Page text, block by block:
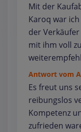
Mit der
Karoq war
der
mit ihm voll
Antwort vom
Es freut uns
reibungslos
Kompetenz
zufrieden